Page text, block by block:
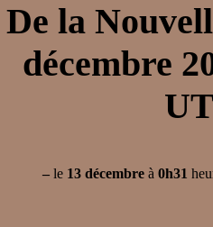
De la
décembre
–le 13 décembreà 0h31